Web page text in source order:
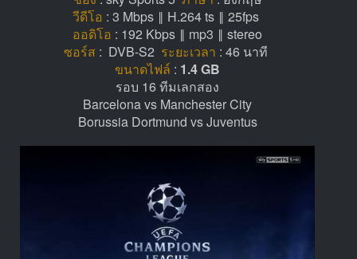
วีดีโอ : 3 Mbps ‖ H.264 ts ‖ 25fps
ออดิโอ : 192 Kbps ‖ mp3 ‖ stereo
ซอร์ส : DVB-S2 ระยะเวลา : 46 นาที
ขนาดไฟล์ : 1.4 GB
รอบ 16 ทีมเลกสอง
Barcelona vs Manchester City
Borussia Dortmund vs Juventus